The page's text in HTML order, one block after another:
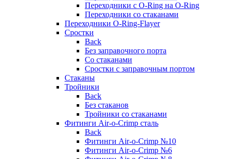
Переходники с O-Ring на O-Ring
Переходники со стаканами
Переходники O-Ring-Flayer
Сростки
Back
Без заправочного порта
Со стаканами
Сростки с заправочным портом
Стаканы
Тройники
Back
Без стаканов
Тройники со стаканами
Фитинги Air-o-Crimp сталь
Back
Фитинги Air-o-Crimp №10
Фитинги Air-o-Crimp №6